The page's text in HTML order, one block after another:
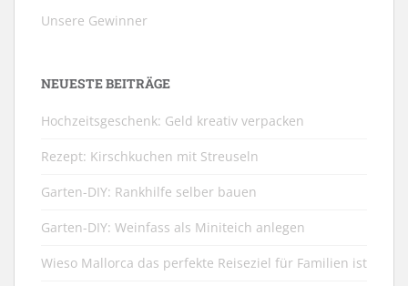
Unsere Gewinner
NEUESTE BEITRÄGE
Hochzeitsgeschenk: Geld kreativ verpacken
Rezept: Kirschkuchen mit Streuseln
Garten-DIY: Rankhilfe selber bauen
Garten-DIY: Weinfass als Miniteich anlegen
Wieso Mallorca das perfekte Reiseziel für Familien ist